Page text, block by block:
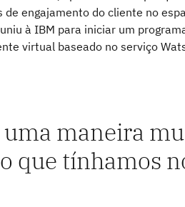
engajamento do cliente no
à IBM para iniciar um
virtual baseado no serviço
uma maneira
que tínhamos